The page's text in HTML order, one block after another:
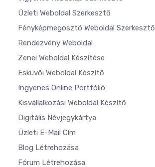
Üzleti Weboldal Szerkesztő
Fényképmegosztó Weboldal Szerkesztő
Rendezvény Weboldal
Zenei Weboldal Készítése
Esküvői Weboldal Készítő
Ingyenes Online Portfólió
Kisvállalkozási Weboldal Készítő
Digitális Névjegykártya
Üzleti E-Mail Cím
Blog Létrehozása
Fórum Létrehozása